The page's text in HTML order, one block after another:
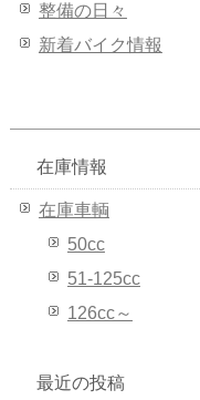
整備の日々
新着バイク情報
在庫情報
在庫車輌
50cc
51-125cc
126cc～
最近の投稿